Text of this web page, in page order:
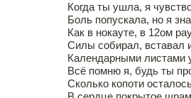
Когда ты ушла, я
Боль попускала, но я
Как в нокауте, в 12ом
Силы собирал, вставал
Календарными листами
Всё помню я, будь ты
Сколько копоти